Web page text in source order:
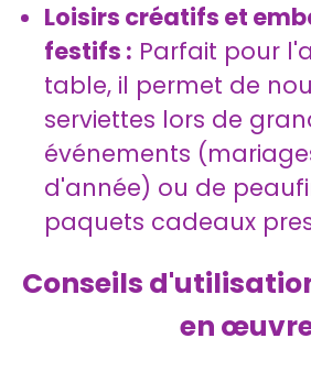
Loisirs créatifs et
festifs : Parfait pour
table, il permet de
serviettes lors de
événements
d'année) ou de
paquets cadeaux
Conseils
en